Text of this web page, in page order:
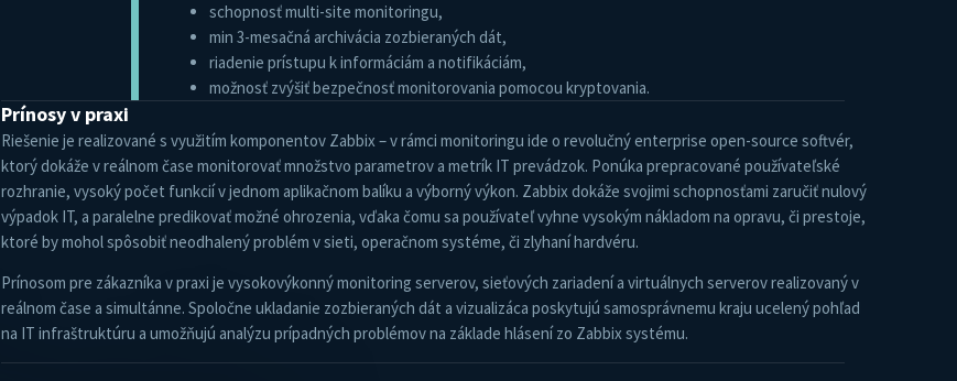
schopnosť multi-site monitoringu,
min 3-mesačná archivácia zozbieraných dát,
riadenie prístupu k informáciám a notifikáciám,
možnosť zvýšiť bezpečnosť monitorovania pomocou kryptovania.
Prínosy v praxi
Riešenie je realizované s využitím komponentov Zabbix – v rámci monitoringu ide o revolučný enterprise open-source softvér,
ktorý dokáže v reálnom čase monitorovať množstvo parametrov a metrík IT prevádzok. Ponúka prepracované používateľské
rozhranie, vysoký počet funkcií v jednom aplikačnom balíku a výborný výkon. Zabbix dokáže svojimi schopnosťami zaručiť nulový
výpadok IT, a paralelne predikovať možné ohrozenia, vďaka čomu sa používateľ vyhne vysokým nákladom na opravu, či prestoje,
ktoré by mohol spôsobiť neodhalený problém v sieti, operačnom systéme, či zlyhaní hardvéru.
Prínosom pre zákazníka v praxi je vysokovýkonný monitoring serverov, sieťových zariadení a virtuálnych serverov realizovaný v
reálnom čase a simultánne. Spoločne ukladanie zozbieraných dát a vizualizáca poskytujú samosprávnemu kraju ucelený pohľad
na IT infraštruktúru a umožňujú analýzu prípadných problémov na základe hlásení zo Zabbix systému.